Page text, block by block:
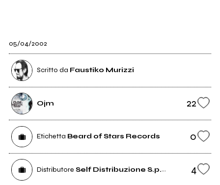
05/04/2002
Scritto da Faustiko Murizzi
Ojm 22
Etichetta Beard of Stars Records 0
Distributore Self Distribuzione S.p.A. 4